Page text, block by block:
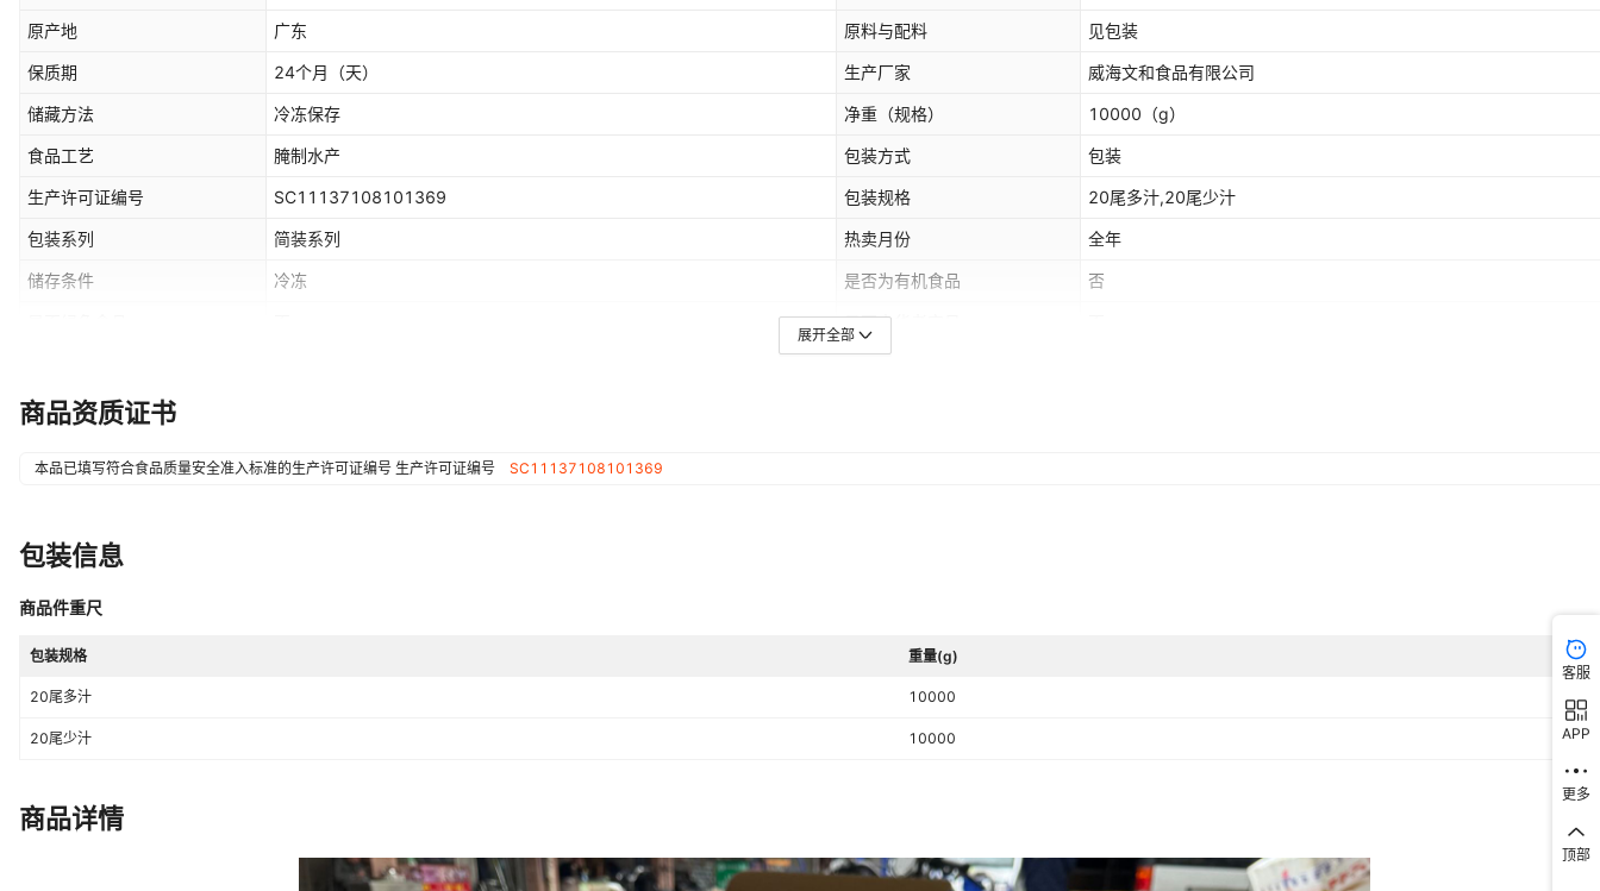
原产地 广东 原料与配料 见包装
保质期 24个月 （天） 生产厂家 威海文和食品有限公司
储藏方法 冷冻保存 净重（规格） 10000 （g）
食品工艺 腌制水产 包装方式 包装
生产许可证编号 SC11137108101369 包装规格 20尾多汁,20尾少汁
包装系列 简装系列 热卖月份 全年
储存条件 冷冻 是否为有机食品 否
是否中华老字号
展开全部
商品资质证书
本品已填写符合食品质量安全准入标准的生产许可证编号 生产许可证编号 SC11137108101369
包装信息
商品件重尺
包装规格 重量(g)
20尾多汁 10000
20尾少汁 10000
商品详情
客服
APP
更多
顶部